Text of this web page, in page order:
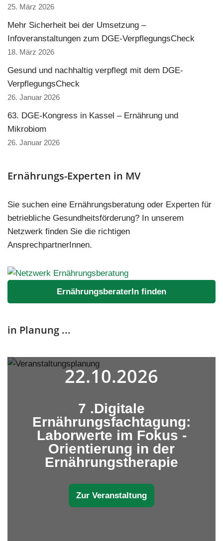
25. März 2026
Mehr Sicherheit bei der Umsetzung –
Infoveranstaltungen zum DGE-VerpflegungsCheck
18. März 2026
Gesund und nachhaltig verpflegt mit dem DGE-
VerpflegungsCheck
26. Januar 2026
63. DGE-Kongress in Kassel – Ernährung und
Mikrobiom
26. Januar 2026
Ernährungs-Experten in MV
Sie suchen eine Ernährungsberatung oder Experten für
betriebliche Gesundheitsförderung? In unserem
Netzwerk finden Sie die richtigen
AnsprechpartnerInnen.
ErnährungsberaterIn finden
in Planung ...
22.10.2026
7 .Digitale
Ernährungsfachtagung:
Laborwerte im Fokus -
Orientierung in der
Ernährungstherapie
Zur Veranstaltung